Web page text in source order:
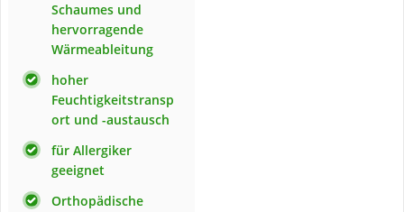
Schaumes und
hervorragende
Wärmeableitung
hoher
Feuchtigkeitstransp
ort und -austausch
für Allergiker
geeignet
Orthopädische